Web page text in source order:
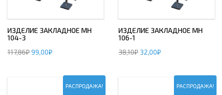
ИЗДЕЛИЕ ЗАКЛАДНОЕ МН
104-3
117,86₽99,00₽
ИЗДЕЛИЕ ЗАКЛАДНОЕ МН
106-1
38,10₽ 32,00₽
РАСПРОДАЖА! РАСПРОДАЖА!